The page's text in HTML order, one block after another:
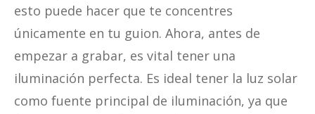
esto puede hacer que te concentres
únicamente en tu guion. Ahora, antes de
empezar a grabar, es vital tener una
iluminación perfecta. Es ideal tener la luz solar
como fuente principal de iluminación, ya que